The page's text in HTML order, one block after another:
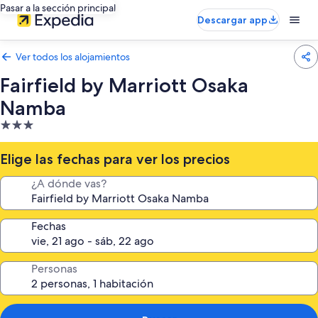
Pasar a la sección principal
Descargar app
Ver todos los alojamientos
Fairfield by Marriott Osaka
Namba
Alojamiento
de
3.0 estrellas
Elige las fechas para ver los precios
¿A dónde vas?
Fechas
Personas